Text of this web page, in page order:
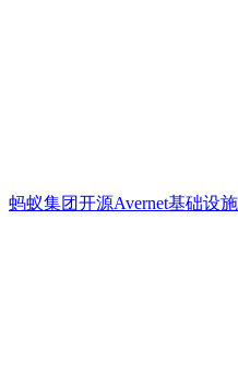
蚂蚁集团开源Avernet基础设